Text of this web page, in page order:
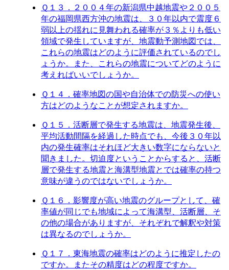
Ｑ１３．２００４年の新潟県中越地震や２００５
年の福岡県西方沖の地震は、３０年以内で震度６
弱以上の揺れに見舞われる確率が３％よりも低い
領域で発生していますが、地震動予測地図では、
これらの地震はどのように評価されているのでし
ょうか。また、これらの地震についてどのように
考えればいいでしょうか。
Ｑ１４．確率地図の国や自治体での防災への使い
方はどのようなことが想定されますか。
Ｑ１５．活断層で発生する地震は、地震発生後、
平均活動間隔を経過した時点でも、今後３０年以
内の発生確率はそれほど大きい数字にならないと
聞きました。切迫度ということからすると、活断
層で発生する地震と海溝型地震とでは確率の持つ
意味が違うのではないでしょうか。
Ｑ１６．影響度が高い地震のグループとして、確
率値が同じでも地域によって海溝型、活断層、そ
の他の場合がありますが、それぞれで解釈や対策
は異なるのでしょうか。
Ｑ１７．東海地震の確率はどのように推定したの
ですか。またその精度はどの程度ですか。